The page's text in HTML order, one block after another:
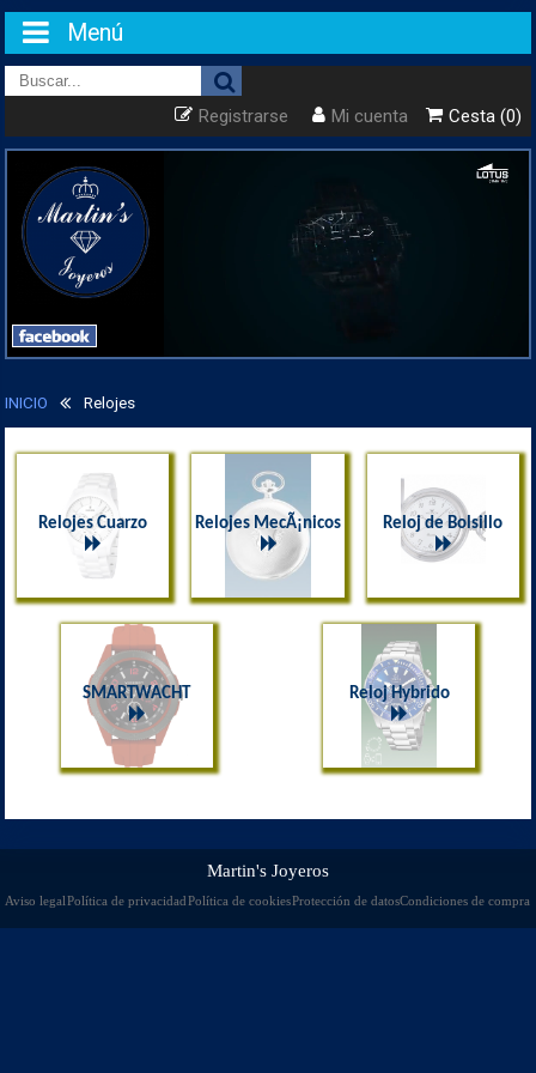
Cesta (0)
Mi cuenta
Registrarse
Menú
INICIO Relojes
Relojes Cuarzo Relojes MecÃ¡nicos Reloj de Bolsillo
SMARTWACHT Reloj Hybrido
Martin's Joyeros
Aviso legalPolítica de privacidadPolítica de cookiesProtección de datosCondiciones de compra